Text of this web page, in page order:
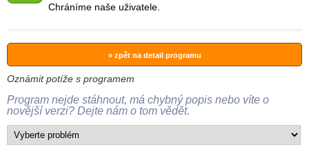
Chráníme naše uživatele.
» zpět na detail programu
Oznámit potíže s programem
Program nejde stáhnout, má chybný popis nebo víte o
novější verzi? Dejte nám o tom vědět.